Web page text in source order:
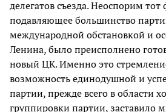
делегатов съезда. Неоспорим тот
подавляющее большинство
международной обстановкой и
Ленина, было преисполнено
новый ЦК. Именно это
возможность единодушной и
партии, прежде всего в области
группировки партии, заставило